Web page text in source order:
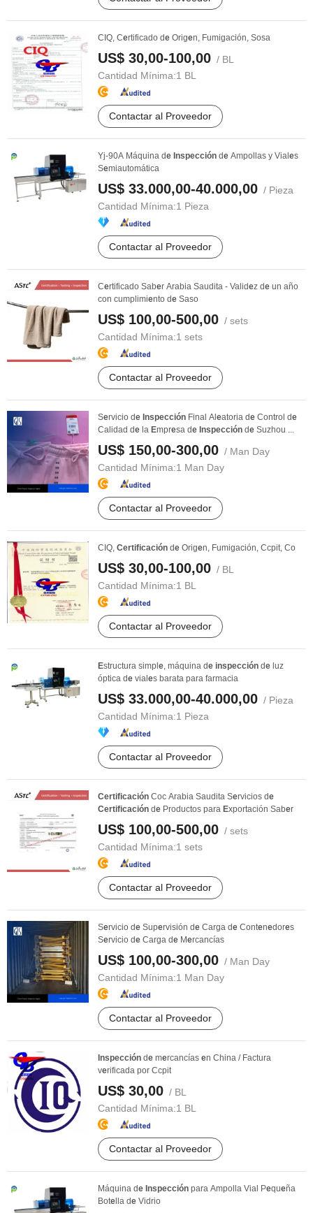
CIQ, Certificado de Origen, Fumigación, Sosa
US$ 30,00-100,00 / BL
Cantidad Mínima:1 BL
Contactar al Proveedor
Yj-90A Máquina de Inspección de Ampollas y Vial es
Semiautomática
US$ 33.000,00-40.000,00 / Pieza
Cantidad Mínima:1 Pieza
Contactar al Proveedor
Certificado Saber Arabia Saudita - Validez de un año
con cumplimiento de Saso
US$ 100,00-500,00 / sets
Cantidad Mínima:1 sets
Contactar al Proveedor
Servicio de Inspección Final Al eatoria de Control de
Calidad de la Empresa de Inspección de Suzhou ...
US$ 150,00-300,00 / Man Day
Cantidad Mínima:1 Man Day
Contactar al Proveedor
CIQ, Certificación de Origen, Fumigación, Ccpit, Co
US$ 30,00-100,00 / BL
Cantidad Mínima:1 BL
Contactar al Proveedor
Estructura simpl e, máquina de inspección de luz
óptica de vial es barata para farmacia
US$ 33.000,00-40.000,00 / Pieza
Cantidad Mínima:1 Pieza
Contactar al Proveedor
Certificación Coc Arabia Saudita Servicios de
Certificación de Productos para Exportación Saber
US$ 100,00-500,00 / sets
Cantidad Mínima:1 sets
Contactar al Proveedor
Servicio de Supervisión de Carga de Contenedores
Servicio de Carga de Mercancías
US$ 100,00-300,00 / Man Day
Cantidad Mínima:1 Man Day
Contactar al Proveedor
Inspección de mercancías en China / Factura
verificada por Ccpit
US$ 30,00 / BL
Cantidad Mínima:1 BL
Contactar al Proveedor
Máquina de Inspección para Ampolla Vial Pequeña
Bote lla de Vidrio